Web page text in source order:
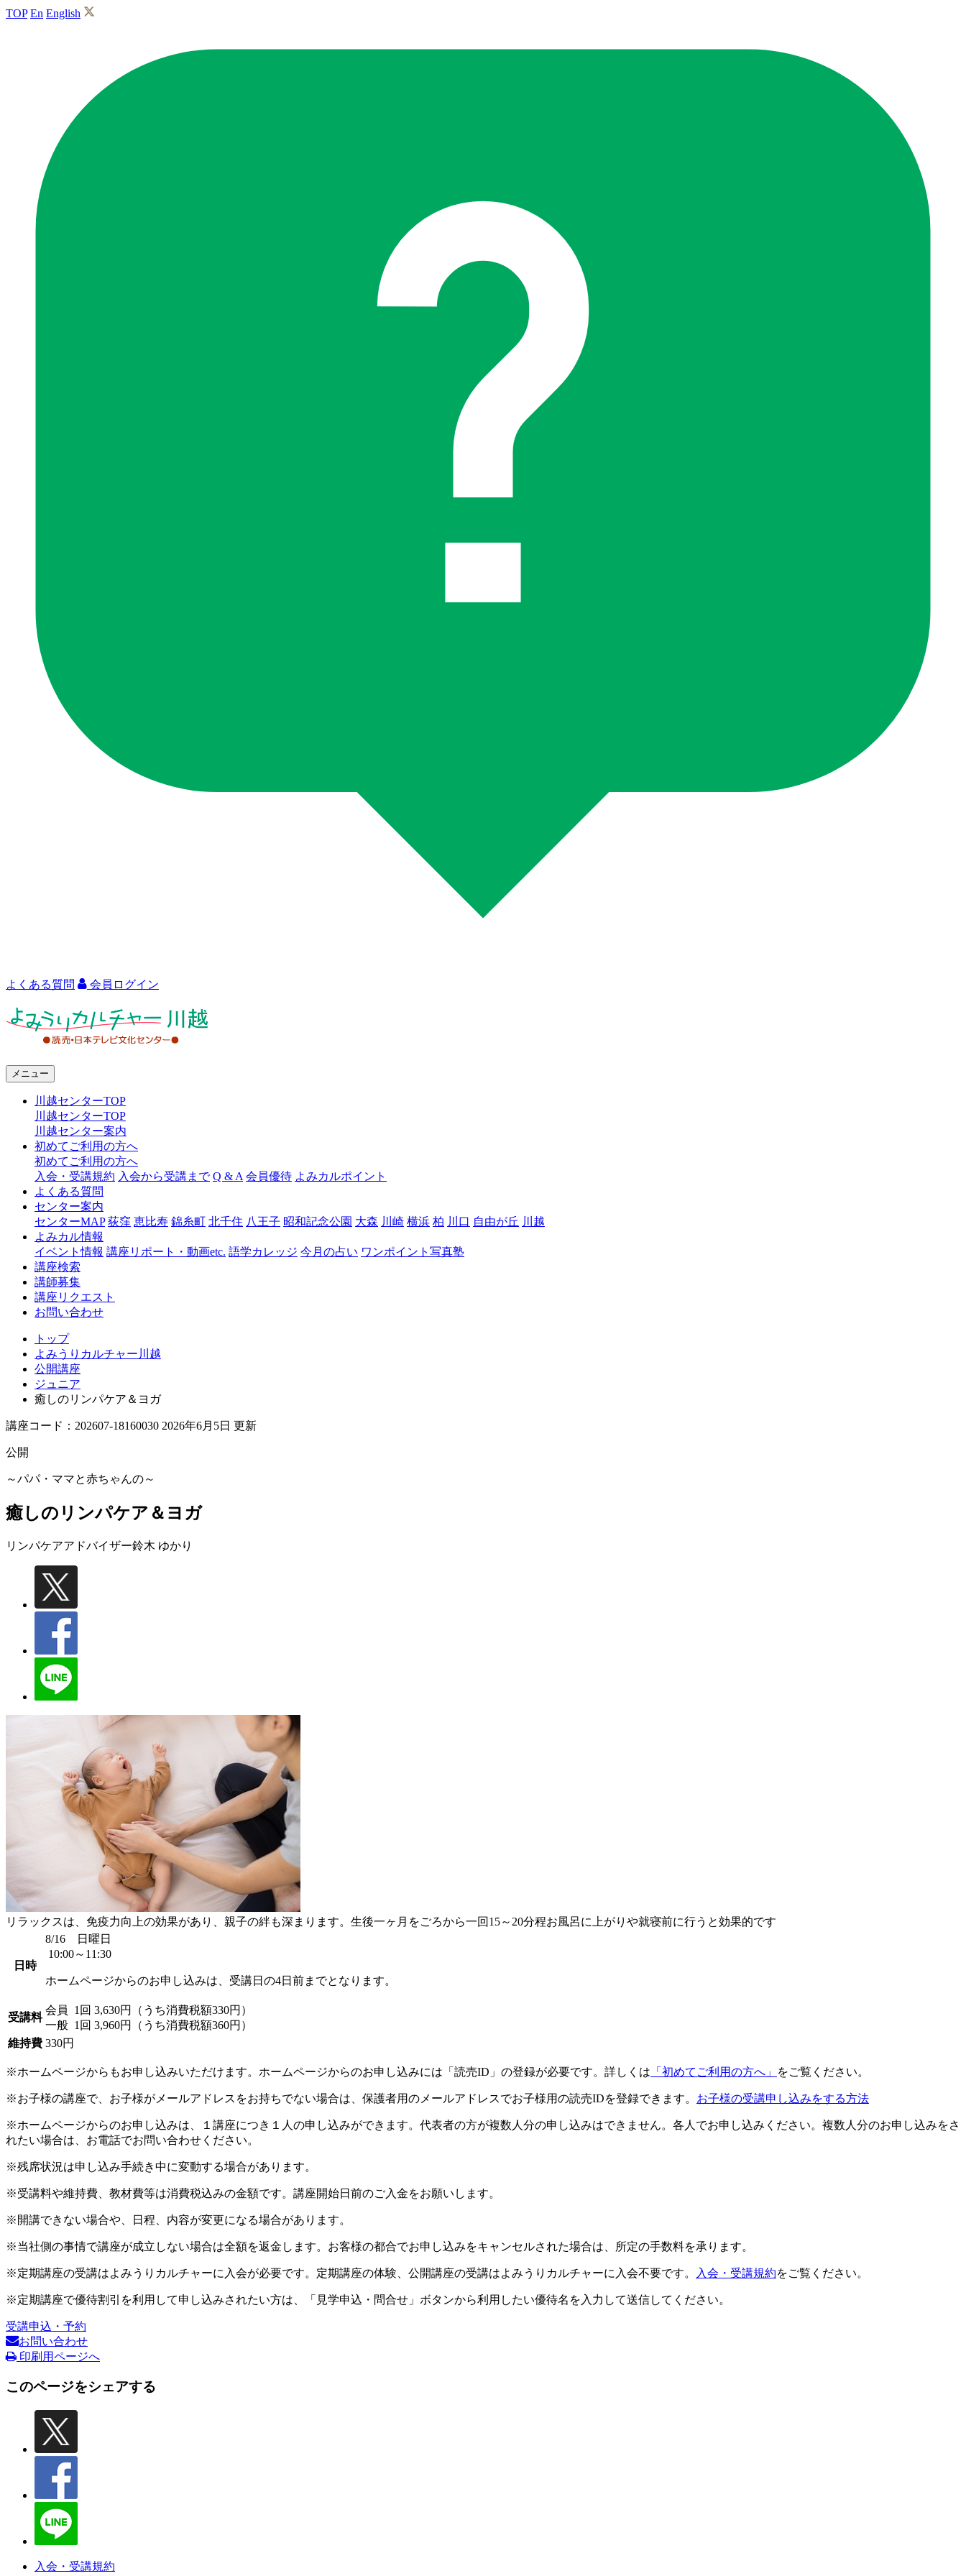
TOP En English
よくある質問 会員ログイン
ャ
川
越
メニュー
川越センターTOP
川越センターTOP
川越センター案内
初めてご利用の方へ
初めてご利用の方へ
入会・受講規約 入会から受講まで Q & A 会員優待 よみカルポイント
よくある質問
センター案内
センターMAP 荻窪 恵比寿 錦糸町 北千住 八王子 昭和記念公園 大森 川崎 横浜 柏 川口 自由が丘 川越
よみカル情報
イベント情報 講座リポート・動画etc. 語学カレッジ 今月の占い ワンポイント写真塾
講座検索
講師募集
講座リクエスト
お問い合わせ
トップ
よみうりカルチャー川越
公開講座
ジュニア
癒しのリンパケア＆ヨガ
講座コード：202607-18160030 2026年6月5日 更新
公開
～パパ・ママと赤ちゃんの～
癒しのリンパケア＆ヨガ
リンパケアアドバイザー鈴木 ゆかり
リラックスは、免疫力向上の効果があり、親子の絆も深まります。生後一ヶ月をごろから一回15～20分程お風呂に上がりや就寝前に行うと効果的です
日時
8/16 日曜日
10:00～11:30
ホームページからのお申し込みは、受講日の4日前までとなります。
受講料
会員
1回 3,630円（うち消費税額330円）
一般 1回 3,960円（うち消費税額360円）
維持費 330円
※ホームページからもお申し込みいただけます。ホームページからのお申し込みには「読売ID」の登録が必要です。詳しくは 「初めてご利用の方へ」 をご覧ください。
※お子様の講座で、お子様がメールアドレスをお持ちでない場合は、保護者用のメールアドレスでお子様用の読売IDを登録できます。 お子様の受講申し込みをする方法
※ホームページからのお申し込みは、１講座につき１人の申し込みができます。代表者の方が複数人分の申し込みはできません。各人でお申し込みください。複数人分のお申し込みをさ
れたい場合は、お電話でお問い合わせください。
※残席状況は申し込み手続き中に変動する場合があります。
※受講料や維持費、教材費等は消費税込みの金額です。講座開始日前のご入金をお願いします。
※開講できない場合や、日程、内容が変更になる場合があります。
※当社側の事情で講座が成立しない場合は全額を返金します。お客様の都合でお申し込みをキャンセルされた場合は、所定の手数料を承ります。
※定期講座の受講はよみうりカルチャーに入会が必要です。定期講座の体験、公開講座の受講はよみうりカルチャーに入会不要です。 入会・受講規約をご覧ください。
※定期講座で優待割引を利用して申し込みされたい方は、「見学申込・問合せ」ボタンから利用したい優待名を入力して送信してください。
受講申込・予約
お問い合わせ
印刷用ページへ
このページをシェアする
入会・受講規約